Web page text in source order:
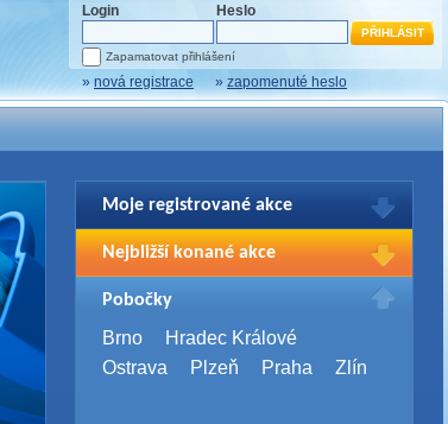
Login Heslo
Zapamatovat přihlášení
» nová registrace » zapomenuté heslo
Moje registrované akce
Pro zobrazení Vašich registrací na akce
se prosím přihlašte.
Nejbližší konané akce
WUG Days 2026
4. 9. 2026,Brno
SQL Server Bootcamp 2026
Pobočky
Brno
Hradec Králové
Ostrava
Plzeň Praha Zlín